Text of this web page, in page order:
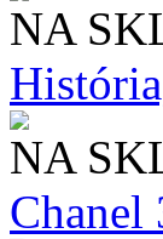
NA
NA
Chanel